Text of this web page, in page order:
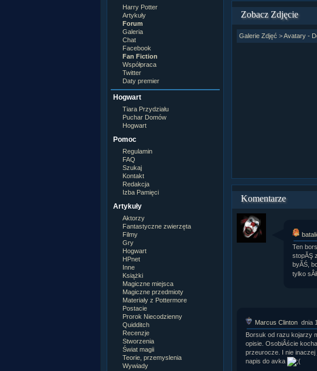
Harry Potter
Artykuły
Forum
Galeria
Chat
Facebook
Fan Fiction
Współpraca
Twitter
Daty premier
Hogwart
Tiara Przydziału
Puchar Domów
Hogwart
Pomoc
Regulamin
FAQ
Szukaj
Kontakt
Redakcja
Izba Pamięci
Artykuły
Aktorzy
Fantastyczne zwierzęta
Filmy
Gry
Hogwart
HPnet
Inne
Książki
Magiczne miejsca
Magiczne przedmioty
Materiały z Pottermore
Postacie
Prorok Niecodzienny
Quidditch
Recenzje
Stworzenia
Świat magii
Teorie, przemyslenia
Wywiady
Zobacz Zdjęcie
Galerie Zdjęć >Avatary -
Komentarze
Ten
stopĂŞ
byĂŚ,
tylko
Marcus Clinton dnia
Borsuk od razu kojarzy
opisie. OsobiÂście
przeurocze. I nie inaczej
napis do avka